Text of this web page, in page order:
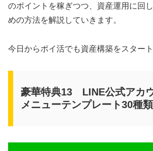
のポイントを稼ぎつつ、資産運用に回
めの方法を解説していきます。
今日からポイ活でも資産構築をスタート
豪華特典13 LINE公式アカ
メニューテンプレート30種類